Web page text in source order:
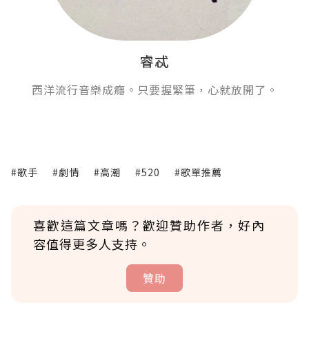
睿忒
西洋流行音樂成癮。只要握緊筆，心就放開了。
#歌手 #劇情 #高潮 #520 #歌單推薦
喜歡這篇文章嗎？歡迎贊助作者，好內
容值得更多人支持。
贊助